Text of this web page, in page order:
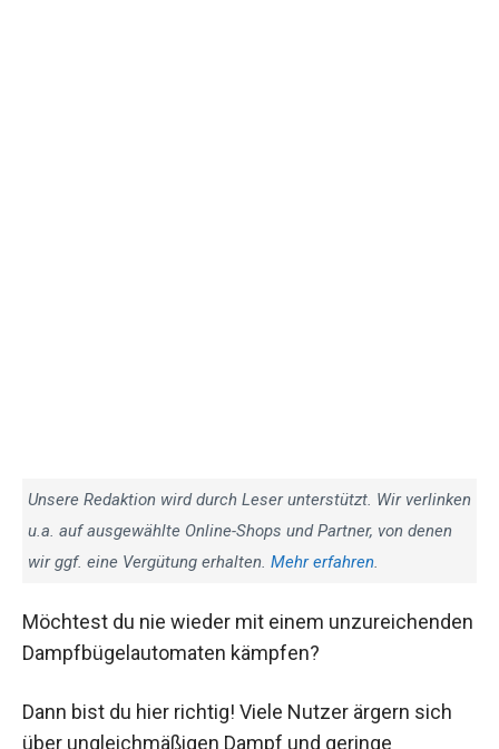
Unsere Redaktion wird durch Leser unterstützt. Wir verlinken
u.a. auf ausgewählte Online-Shops und Partner, von denen
wir ggf. eine Vergütung erhalten. Mehr erfahren.
Möchtest du nie wieder mit einem unzureichenden
Dampfbügelautomaten kämpfen?
Dann bist du hier richtig! Viele Nutzer ärgern sich
über ungleichmäßigen Dampf und geringe